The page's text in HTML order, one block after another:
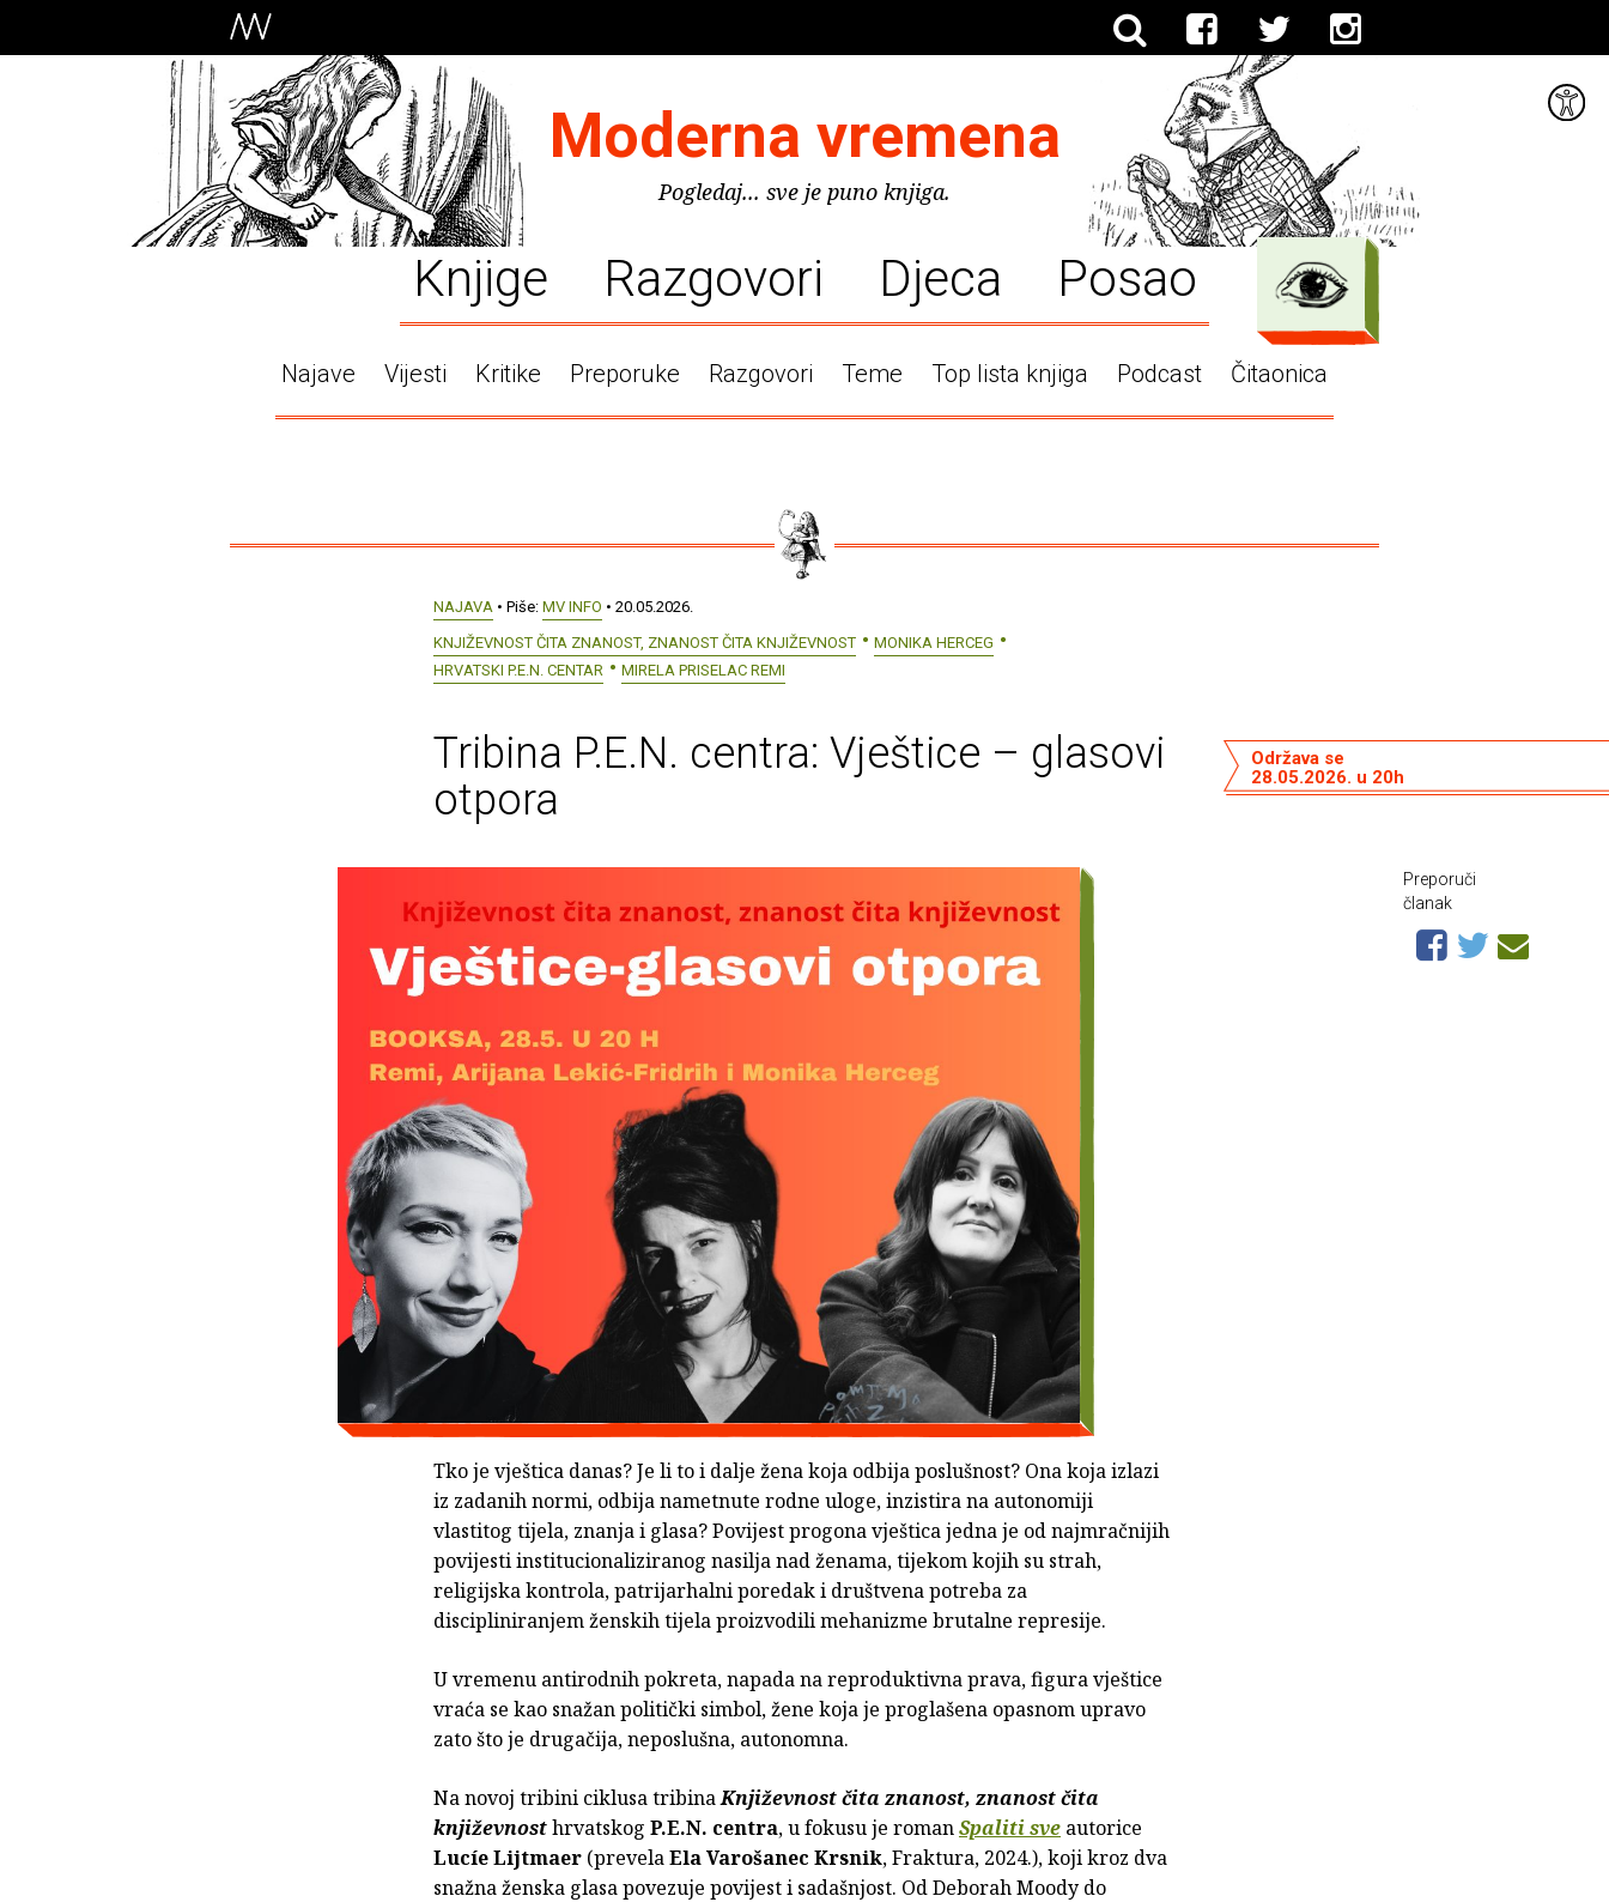
Moderna vremena
Pogledaj... sve je puno knjiga.
Knjige Razgovori Djeca Posao
Najave Vijesti Kritike Preporuke Razgovori Teme Top lista knjiga Podcast Čitaonica
NAJAVA • Piše: MV INFO • 20.05.2026.
KNJIŽEVNOST ČITA ZNANOST, ZNANOST ČITA KNJIŽEVNOST
MONIKA HERCEG
HRVATSKI P.E.N. CENTAR
MIRELA PRISELAC REMI
Tribina P.E.N. centra: Vještice – glasovi
otpora
Održava se
28.05.2026. u 20h
Tko je vještica danas? Je li to i dalje žena koja odbija poslušnost? Ona koja izlazi
iz zadanih normi, odbija nametnute rodne uloge, inzistira na autonomiji
vlastitog tijela, znanja i glasa? Povijest progona vještica jedna je od najmračnijih
povijesti institucionaliziranog nasilja nad ženama, tijekom kojih su strah,
religijska kontrola, patrijarhalni poredak i društvena potreba za
discipliniranjem ženskih tijela proizvodili mehanizme brutalne represije.
U vremenu antirodnih pokreta, napada na reproduktivna prava, figura vještice
vraća se kao snažan politički simbol, žene koja je proglašena opasnom upravo
zato što je drugačija, neposlušna, autonomna.
Na novoj tribini ciklusa tribinaKnjiževnost čita znanost, znanost čita
književnosthrvatskog P.E.N. centra, u fokusu je romanSpaliti sve autorice
Lucíe Lijtmaer (prevelaEla Varošanec Krsnik, Fraktura, 2024.), koji kroz dva
snažna ženska glasa povezuje povijest i sadašnjost. Od Deborah Moody do
Preporuči
članak